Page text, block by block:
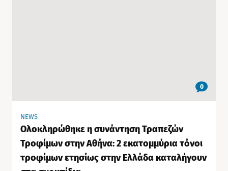
0
NEWS
Ολοκληρώθηκε η συνάντηση Τραπεζών
Τροφίμων στην Αθήνα: 2 εκατομμύρια τόνοι
τροφίμων ετησίως στην Ελλάδα καταλήγουν